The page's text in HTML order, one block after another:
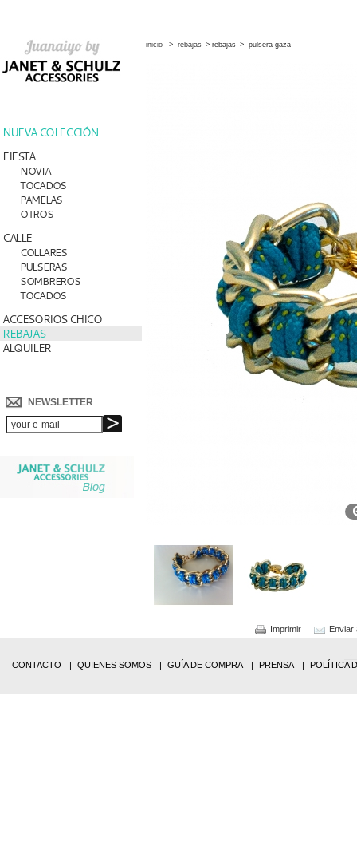
NUEVA COLECCIÓN
FIESTA
NOVIA
TOCADOS
PAMELAS
OTROS
CALLE
COLLARES
PULSERAS
SOMBREROS
TOCADOS
ACCESORIOS CHICO
REBAJAS
ALQUILER
NEWSLETTER
inicio > rebajas > rebajas > pulsera gaza
Enviar
Imprimir
CONTACTO QUIENES SOMOS GUÍA DE COMPRA PRENSA POLÍTICA